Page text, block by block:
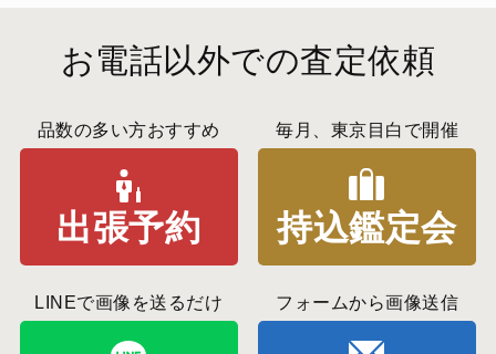
お電話以外での査定依頼
品数の多い方おすすめ
出張予約
毎月、東京目白で開催
持込鑑定会
LINEで画像を送るだけ フォームから画像送信